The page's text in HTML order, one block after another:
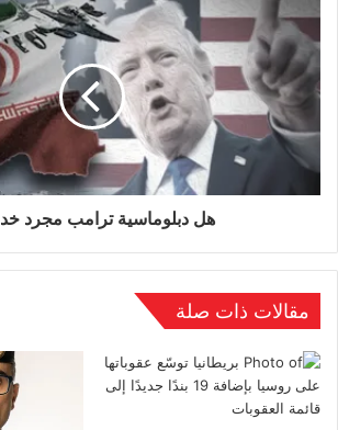
الاجتماعات التي تُعقد لمجرد
وتنتظر روسيا قرار زيلينسكي بشأن
الأوكرانية من دونباس، لكن ذلك لن
يستمر العمل باتفاقية المفاوضة
هل دبلوماسية ترامب مجرد
مقالات ذات صلة